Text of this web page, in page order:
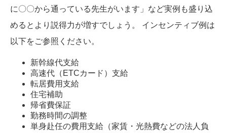
に〇〇から通っている先生がいます」など実例も盛り込
めるとより説得力が増すでしょう。 インセンティブ例は
以下をご参照ください。
新幹線代支給
高速代（ETCカード）支給
転居費用支給
住宅補助
帰省費保証
勤務時間の調整
単身赴任の費用支給（家賃・光熱費などの法人負